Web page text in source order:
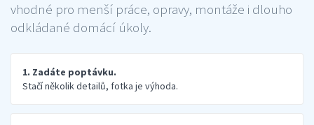
vhodné pro menší práce, opravy, montáže i dlouho
odkládané domácí úkoly.
1. Zadáte poptávku.
Stačí několik detailů, fotka je výhoda.